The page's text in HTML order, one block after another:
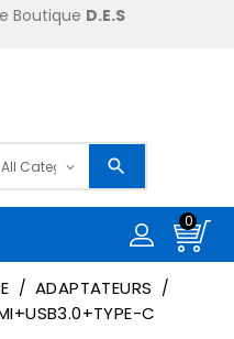
Boutique D.E.S
0
ADAPTATEURS
C